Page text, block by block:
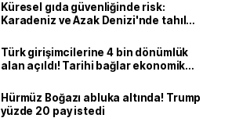
Küresel gıda güvenliğinde risk:
Karadeniz ve Azak Denizi'nde tahıl
Türk girişimcilerine 4 bin dönümlük
alan açıldı! Tarihi bağlar ekonomik
Hürmüz Boğazı abluka altında! Trump
yüzde 20 pay istedi